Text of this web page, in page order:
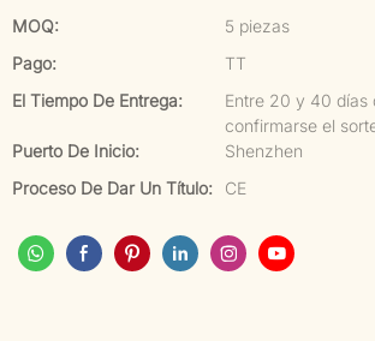
MOQ:
5 piezas
Pago:
TT
El Tiempo De Entrega:
Entre 20 y 40 días
confirmarse el
Puerto De Inicio:
Shenzhen
Proceso De Dar Un Título:
CE